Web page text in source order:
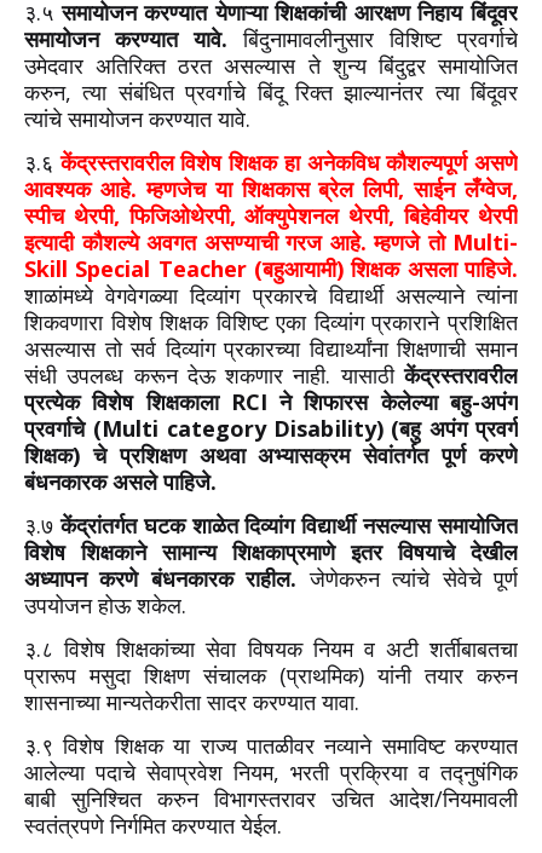
३.५समायोजन करण्यात येणाऱ्या शिक्षकांची आरक्षण निहाय बिंदूवर
समायोजन करण्यात यावे.बिंदुनामावलीनुसार विशिष्ट प्रवर्गाचे
उमेदवार अतिरिक्त ठरत असल्यास ते शुन्य बिंदुद्वर समायोजित
करुन, त्या संबंधित प्रवर्गाचे बिंदू रिक्त झाल्यानंतर त्या बिंदूवर
त्यांचे समायोजन करण्यात यावे.
३.६केंद्रस्तरावरील विशेष शिक्षक हा अनेकविध कौशल्यपूर्ण असणे
आवश्यक आहे. म्हणजेच या शिक्षकास ब्रेल लिपी, साईन लँग्वेज,
स्पीच थेरपी, फिजिओथेरपी, ऑक्युपेशनल थेरपी, बिहेवीयर थेरपी
इत्यादी कौशल्ये अवगत असण्याची गरज आहे. म्हणजे तो Multi-
Skill Special Teacher (बहुआयामी) शिक्षक असला पाहिजे.
शाळांमध्ये वेगवेगळ्या दिव्यांग प्रकारचे विद्यार्थी असल्याने त्यांना
शिकवणारा विशेष शिक्षक विशिष्ट एका दिव्यांग प्रकाराने प्रशिक्षित
असल्यास तो सर्व दिव्यांग प्रकारच्या विद्यार्थ्यांना शिक्षणाची समान
संधी उपलब्ध करून देऊ शकणार नाही. यासाठीकेंद्रस्तरावरील
प्रत्येक विशेष शिक्षकाला RCI ने शिफारस केलेल्या बहु-अपंग
प्रवर्गाचे (Multi category Disability) (बहु अपंग प्रवर्ग
शिक्षक) चे प्रशिक्षण अथवा अभ्यासक्रम सेवांतर्गत पूर्ण करणे
बंधनकारक असले पाहिजे.
३.७केंद्रांतर्गत घटक शाळेत दिव्यांग विद्यार्थी नसल्यास समायोजित
विशेष शिक्षकाने सामान्य शिक्षकाप्रमाणे इतर विषयाचे देखील
अध्यापन करणे बंधनकारक राहील.जेणेकरुन त्यांचे सेवेचे पूर्ण
उपयोजन होऊ शकेल.
३.८ विशेष शिक्षकांच्या सेवा विषयक नियम व अटी शर्तीबाबतचा
प्रारूप मसुदा शिक्षण संचालक (प्राथमिक) यांनी तयार करुन
शासनाच्या मान्यतेकरीता सादर करण्यात यावा.
३.९ विशेष शिक्षक या राज्य पातळीवर नव्याने समाविष्ट करण्यात
आलेल्या पदाचे सेवाप्रवेश नियम, भरती प्रक्रिया व तद्नुषंगिक
बाबी सुनिश्चित करुन विभागस्तरावर उचित आदेश/नियमावली
स्वतंत्रपणे निर्गमित करण्यात येईल.